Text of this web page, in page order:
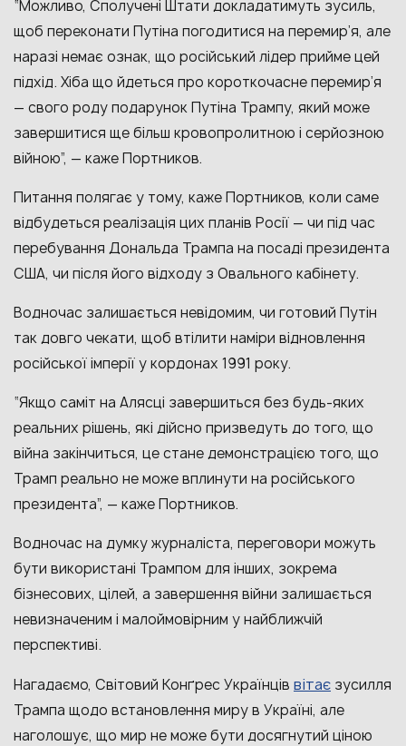
“Можливо, Сполучені Штати докладатимуть зусиль,
щоб переконати Путіна погодитися на перемир’я, але
наразі немає ознак, що російський лідер прийме цей
підхід. Хіба що йдеться про короткочасне перемир’я
— свого роду подарунок Путіна Трампу, який може
завершитися ще більш кровопролитною і серйозною
війною”, — каже Портников.
Питання полягає у тому, каже Портников, коли саме
відбудеться реалізація цих планів Росії — чи під час
перебування Дональда Трампа на посаді президента
США, чи після його відходу з Овального кабінету.
Водночас залишається невідомим, чи готовий Путін
так довго чекати, щоб втілити наміри відновлення
російської імперії у кордонах 1991 року.
“Якщо саміт на Алясці завершиться без будь-яких
реальних рішень, які дійсно призведуть до того, що
війна закінчиться, це стане демонстрацією того, що
Трамп реально не може вплинути на російського
президента”, — каже Портников.
Водночас на думку журналіста, переговори можуть
бути використані Трампом для інших, зокрема
бізнесових, цілей, а завершення війни залишається
невизначеним і малоймовірним у найближчій
перспективі.
Нагадаємо, Світовий Конґрес Українців вітає зусилля
Трампа щодо встановлення миру в Україні, але
наголошує, що мир не може бути досягнутий ціною